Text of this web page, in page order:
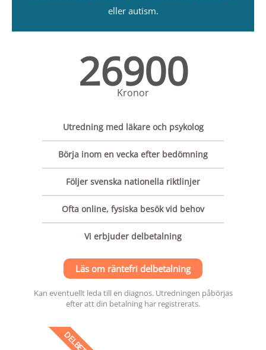
eller autism.
26900
Kronor
Utredning med läkare och psykolog
Börja inom en vecka efter bedömning
Följer svenska nationella riktlinjer
Ofta online, fysiska besök vid behov
Vi erbjuder delbetalning
Läs om räntefri delbetalning
Kan eventuellt leda till en diagnos. Utredningen påbörjas
efter att din betalning har registrerats.